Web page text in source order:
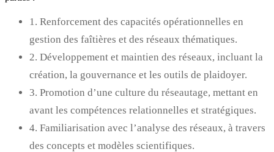
1. Renforcement des capacités opérationnelles en
gestion des faîtières et des réseaux thématiques.
2. Développement et maintien des réseaux, incluant la
création, la gouvernance et les outils de plaidoyer.
3. Promotion d’une culture du réseautage, mettant en
avant les compétences relationnelles et stratégiques.
4. Familiarisation avec l’analyse des réseaux, à travers
des concepts et modèles scientifiques.